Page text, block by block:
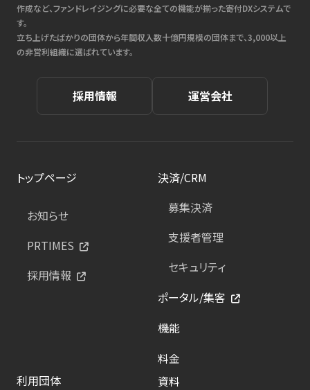
作成など、ファンドレイジングに必要な全ての機能が揃った寄付DXシステムで
す。
立ち上げたばかりの団体から年間収入数十億円規模の団体まで、3,000以上
の非営利組織に選ばれています。
採用情報 運営会社
トップページ
お知らせ
PRTIMES
採用情報
決済/CRM
募集決済
支援者管理
セキュリティ
ポータル/集客
機能
料金
利用団体
資料